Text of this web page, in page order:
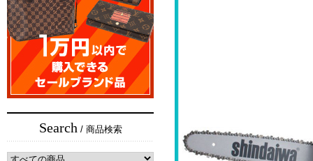
Search/ 商品検索